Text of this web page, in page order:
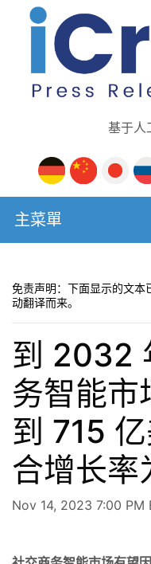
基于人
主菜單
免责声明：下面显示的文本
动翻译而来。
到 2032
务智能市
到 715
合增长
Nov 14, 2023 7:00 PM